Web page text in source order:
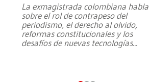
La exmagistrada colombiana habla
sobre el rol de contrapeso del
periodismo, el derecho al olvido,
reformas constitucionales y los
desafíos de nuevas tecnologías...